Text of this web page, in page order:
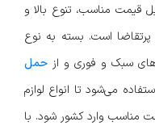
قیمت مناسب، تنوع بالا و
است. بسته به نوع
سبک و فوری و از حمل
می‌شود تا انواع لوازم
مناسب وارد کشور شود. با